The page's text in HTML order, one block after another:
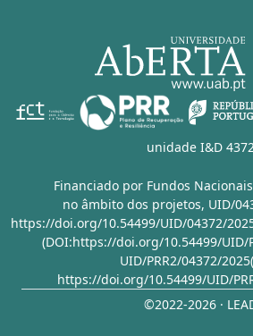
unidade I&D
Financiado por Fundos
no âmbito dos projetos, UID/
https://doi.org/10.54499/UID/04372/
(DOI:https://doi.org/10.54499/UID/
UID/PRR2/04372/
https://doi.org/10.54499/UID/
©2022-2026 ·